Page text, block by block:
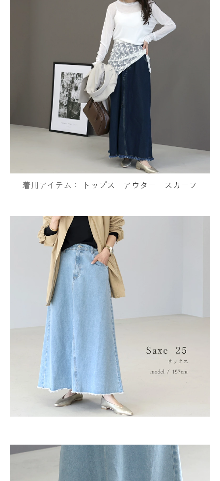
着用アイテム： トップス アウター スカーフ